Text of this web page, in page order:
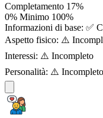
Completamento 17%
0% Minimo 100%
Informazioni di base: ✅
Aspetto fisico: ⚠️
Interessi: ⚠️ Incompleto
Personalità: ⚠️ Incompleto